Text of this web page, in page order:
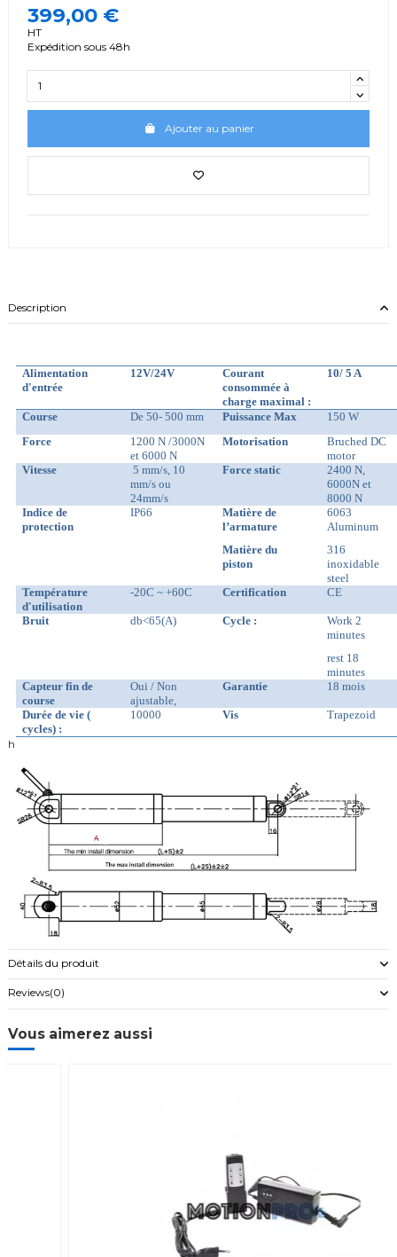
399,00 €
HT
Expédition sous 48h
Ajouter au panier
Description
Alimentation
d'entrée
12V/24V
Courant
consommée à
charge maximal :
10/5 A
Course De 50- 500 mm Puissance Max 150 W
Force
1200 N /3000N
et 6000 N
Motorisation
Bruched DC
motor
Vitesse
5 mm/s, 10
mm/s ou
24mm/s
Force static
2400 N,
6000N et
8000 N
Indice de
protection
IP66
Matière de
l’armature
Matière du
piston
6063
Aluminum
316
inoxidable
steel
Température
d'utilisation
-20C ~ +60C Certification CE
Bruit db<65(A) Cycle :
Work 2
minutes
rest 18
minutes
Capteur fin de
course
Oui / Non
ajustable,
Garantie 18 mois
Durée de vie (
cycles) :
10000 Vis Trapezoid
h
Détails du produit
Reviews(0)
Vous aimerez aussi